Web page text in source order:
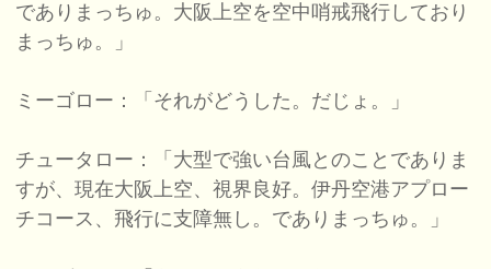
でありまっちゅ。大阪上空を空中哨戒飛行しており
まっちゅ。」
ミーゴロー：「それがどうした。だじょ。」
チュータロー：「大型で強い台風とのことでありま
すが、現在大阪上空、視界良好。伊丹空港アプロー
チコース、飛行に支障無し。でありまっちゅ。」